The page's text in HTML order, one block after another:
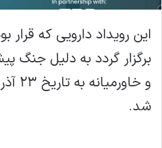
این رویداد دارویی که
برگزار گردد به دلیل جنگ
شد.